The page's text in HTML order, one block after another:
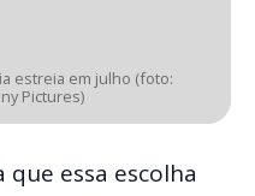
estreia em julho (foto:
Pictures)
essa escolha